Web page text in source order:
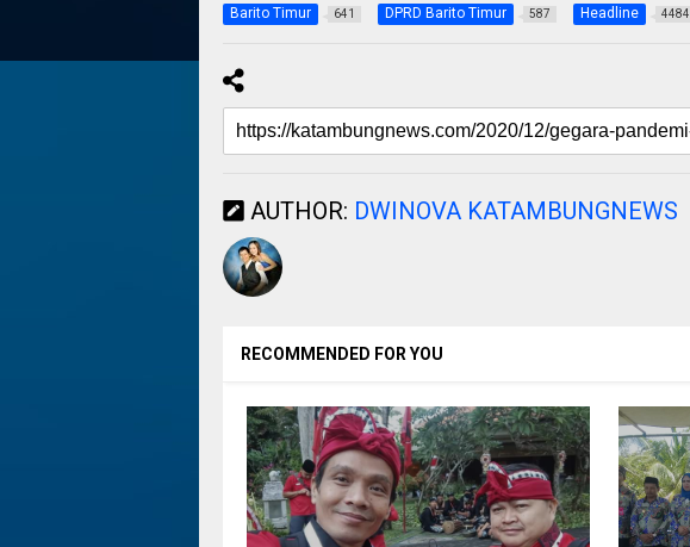
Barito Timur 641 DPRD Barito Timur 587 Headline 4484
AUTHOR: DWINOVA KATAMBUNGNEWS
RECOMMENDED FOR YOU